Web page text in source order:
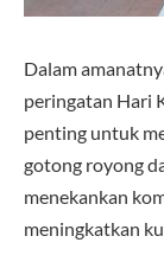
Dalam
peringatan Hari
penting untuk
gotong royong
menekankan
meningkatkan